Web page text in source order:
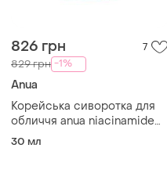
826 грн 7
829 грн -1%
Anua
Корейська сиворотка для
обличчя anua niacinamide
10% + txa 4% (30 мл)
30 мл